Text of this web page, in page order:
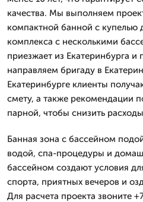
качества. Мы выполняем
компактной банной с купелью
комплекса с несколькими
приезжает из Екатеринбурга
направляем бригаду в
Екатеринбурге клиенты
смету, а также рекомендации
парной, чтобы снизить
Банная зона с бассейном
водой, спа-процедуры и
бассейном создают условия
спорта, приятных вечеров и
Для расчета проекта звоните